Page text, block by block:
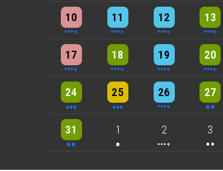
10
6 events 11
7 events 12
7 events 13
9 events
17
5 events 18
6 events 19
7 events 20
6 events
24
3 events 25
3 events 26
6 events 27
2 events
31
2 events 1
One event 2
4 events 3
2 events